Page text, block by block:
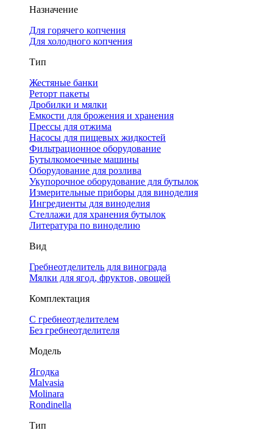
Назначение
Для горячего копчения
Для холодного копчения
Тип
Жестяные банки
Реторт пакеты
Дробилки и мялки
Емкости для брожения и хранения
Прессы для отжима
Насосы для пищевых жидкостей
Фильтрационное оборудование
Бутылкомоечные машины
Оборудование для розлива
Укупорочное оборудование для бутылок
Измерительные приборы для виноделия
Ингредиенты для виноделия
Стеллажи для хранения бутылок
Литература по виноделию
Вид
Гребнеотделитель для винограда
Мялки для ягод, фруктов, овощей
Комплектация
С гребнеотделителем
Без гребнеотделителя
Модель
Ягодка
Malvasia
Molinara
Rondinella
Тип